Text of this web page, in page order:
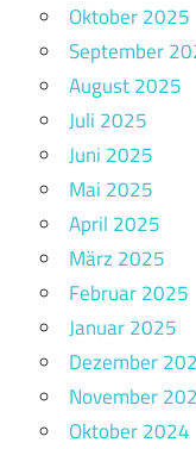
Oktober 2025
September
August 2025
Juli 2025
Juni 2025
Mai 2025
April 2025
März 2025
Februar 2025
Januar 2025
Dezember
November
Oktober 2024